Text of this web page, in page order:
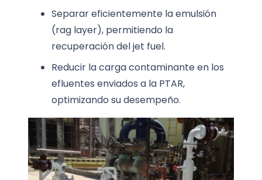
Separar eficientemente la emulsión
(rag layer), permitiendo la
recuperación del jet fuel.
Reducir la carga contaminante en los
efluentes enviados a la PTAR,
optimizando su desempeño.